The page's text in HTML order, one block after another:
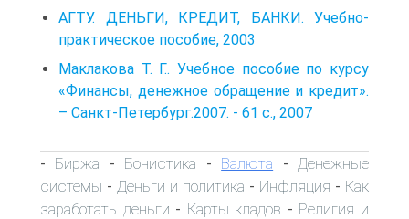
АГТУ. ДЕНЬГИ, КРЕДИТ, БАНКИ. Учебно-
практическое пособие, 2003
Маклакова Т. Г.. Учебное пособие по курсу
«Финансы, денежное обращение и кредит».
– Санкт-Петербург.2007. - 61 с., 2007
- Биржа - Бонистика - Валюта - Денежные
системы - Деньги и политика - Инфляция - Как
заработать деньги - Карты кладов - Религия и